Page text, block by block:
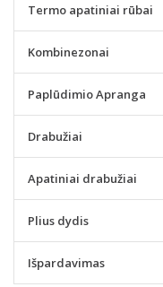
Termo apatiniai rūbai
Kombinezonai
Paplūdimio Apranga
Drabužiai
Apatiniai drabužiai
Plius dydis
Išpardavimas